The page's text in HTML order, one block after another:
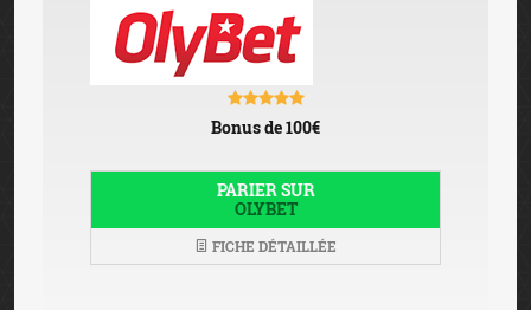
Bonus de 100€
PARIER SUR
OLYBET
FICHE DÉTAILLÉE